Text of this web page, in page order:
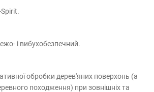
і вибухобезпечний.
обробки дерев'яних поверхонь (а
походження) при зовнішніх та